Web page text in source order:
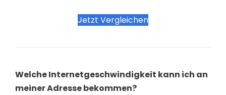
Jetzt Vergleichen
Welche Internetgeschwindigkeit kann ich an
meiner Adresse bekommen?